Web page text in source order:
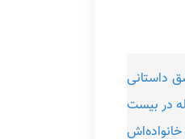
داستانی
در بیست